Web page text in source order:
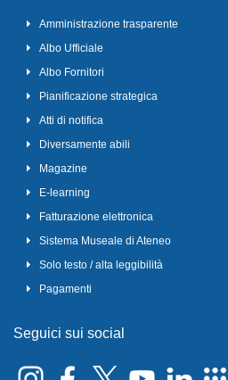
Amministrazione trasparente
Albo Ufficiale
Albo Fornitori
Pianificazione strategica
Atti di notifica
Diversamente abili
Magazine
E-learning
Fatturazione elettronica
Sistema Museale di Ateneo
Solo testo / alta leggibilità
Pagamenti
Seguici sui social